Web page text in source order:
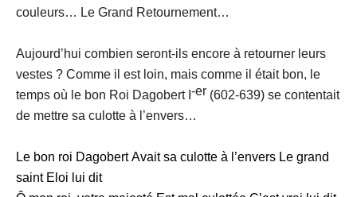
couleurs… Le Grand Retournement…
Aujourd’hui combien seront-ils encore à retourner leurs
vestes ? Comme il est loin, mais comme il était bon, le
temps où le bon Roi Dagobert I -er (602-639) se contentait
de mettre sa culotte à l’envers…
Le bon roi Dagobert Avait sa culotte à l’envers Le grand
saint Eloi lui dit